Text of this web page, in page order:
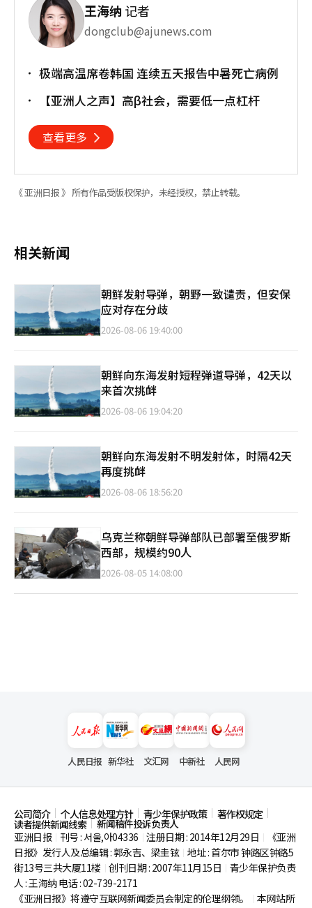
王海纳 记者
dongclub@ajunews.com
极端高温席卷韩国 连续五天报告中暑死亡病例
【亚洲人之声】高β社会，需要低一点杠杆
查看更多
《 亚洲日报 》 所有作品受版权保护，未经授权，禁止转载。
相关新闻
朝鲜发射导弹，朝野一致谴责，但安保
应对存在分歧
2026-08-06 19:40:00
朝鲜向东海发射短程弹道导弹，42天以
来首次挑衅
2026-08-06 19:04:20
朝鲜向东海发射不明发射体，时隔42天
再度挑衅
2026-08-06 18:56:20
乌克兰称朝鲜导弹部队已部署至俄罗斯
西部，规模约90人
2026-08-05 14:08:00
人民日报 新华社 文汇网 中新社 人民网
公司简介 个人信息处理方针 青少年保护政策 著作权规定
读者提供新闻线索
新闻稿件投诉负责人
亚洲日报
刊号 : 서울,아04336 注册日期 : 2014年12月29日
《亚洲
日报》发行人及总编辑 : 郭永吉、梁圭铉 地址 : 首尔市钟路区钟路5
街13号三共大厦11楼 创刊日期 : 2007年11月15日
青少年保护负责
人 : 王海纳 电话 : 02-739-2171
《亚洲日报》将遵守互联网新闻委员会制定的伦理纲领。
本网站所